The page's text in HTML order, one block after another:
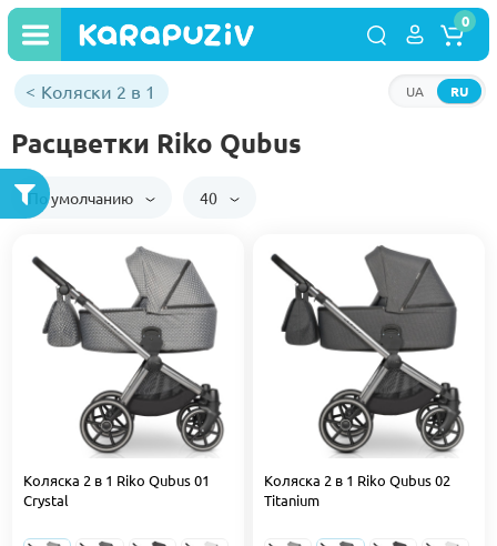
RU
UA
0
Коляски 2 в 1
Расцветки Riko Qubus
По умолчанию 40
Коляска 2 в 1 Riko Qubus 01
Crystal
Коляска 2 в 1 Riko Qubus 02
Titanium